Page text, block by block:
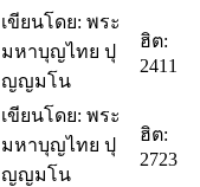
เขียนโดย: พระ
มหาบุญไทย ปุ
ญญมโน
ฮิต:
2411
เขียนโดย: พระ
มหาบุญไทย ปุ
ญญมโน
ฮิต:
2723